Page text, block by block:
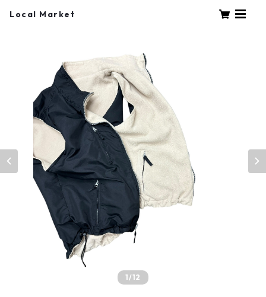
Local Market
1/12